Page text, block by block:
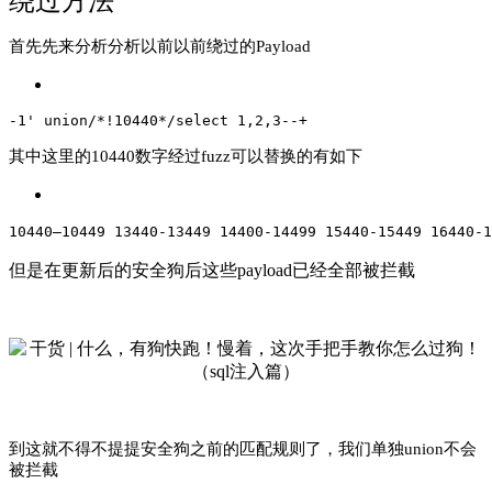
首先先来分析分析以前以前绕过的Payload
-1' union/*!10440*/select 1,2,3--+
其中这里的10440数字经过fuzz可以替换的有如下
10440–10449 13440-13449 14400-14499 15440-15449 16440-
但是在更新后的安全狗后这些payload已经全部被拦截
到这就不得不提提安全狗之前的匹配规则了，我们单独union不会
被拦截